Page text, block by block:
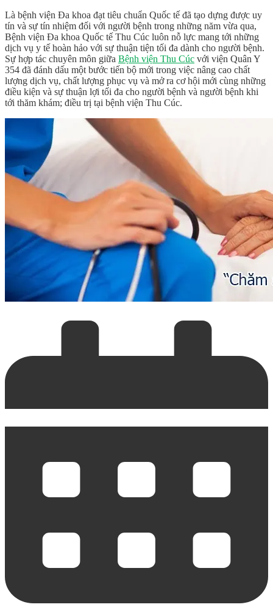
Là bệnh viện Đa khoa đạt tiêu chuẩn Quốc tế đã tạo dựng được uy
tín và sự tín nhiệm đối với người bệnh trong những năm vừa qua,
Bệnh viện Đa khoa Quốc tế Thu Cúc luôn nỗ lực mang tới những
dịch vụ y tế hoàn hảo với sự thuận tiện tối đa dành cho người bệnh.
Sự hợp tác chuyên môn giữa Bệnh viện Thu Cúc với viện Quân Y
354 đã đánh dấu một bước tiến bộ mới trong việc nâng cao chất
lượng dịch vụ, chất lượng phục vụ và mở ra cơ hội mới cùng những
điều kiện và sự thuận lợi tối đa cho người bệnh và người bệnh khi
tới thăm khám; điều trị tại bệnh viện Thu Cúc.